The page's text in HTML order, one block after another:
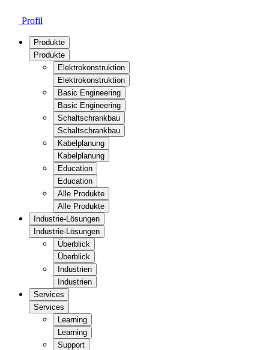
Profil
Produkte
Produkte
Elektrokonstruktion
Elektrokonstruktion
Basic Engineering
Basic Engineering
Schaltschrankbau
Schaltschrankbau
Kabelplanung
Kabelplanung
Education
Education
Alle Produkte
Alle Produkte
Industrie-Lösungen
Industrie-Lösungen
Überblick
Überblick
Industrien
Industrien
Services
Services
Learning
Learning
Support